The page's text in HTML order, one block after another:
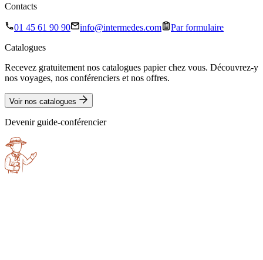
Contacts
01 45 61 90 90 info@intermedes.com
Par formulaire
Catalogues
Recevez gratuitement nos catalogues papier chez vous. Découvrez-y
nos voyages, nos conférenciers et nos offres.
Voir nos catalogues
Devenir guide-conférencier